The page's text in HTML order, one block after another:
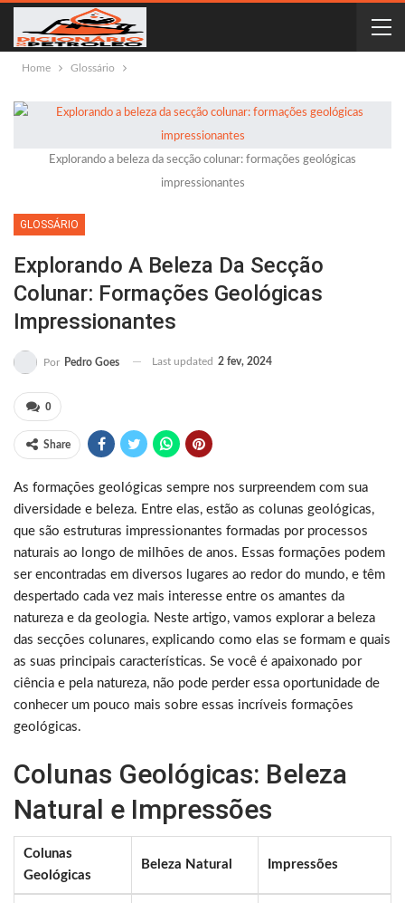
Home Glossário
Explorando a beleza da secção colunar: formações geológicas
impressionantes
GLOSSÁRIO
Explorando A Beleza Da Secção
Colunar: Formações Geológicas
Impressionantes
Por Pedro Goes Last updated 2 fev, 2024
0
Share
As formações geológicas sempre nos surpreendem com sua
diversidade e beleza. Entre elas, estão as colunas geológicas,
que são estruturas impressionantes formadas por processos
naturais ao longo de milhões de anos. Essas formações podem
ser encontradas em diversos lugares ao redor do mundo, e têm
despertado cada vez mais interesse entre os amantes da
natureza e da geologia. Neste artigo, vamos explorar a beleza
das secções colunares, explicando como elas se formam e quais
as suas principais características. Se você é apaixonado por
ciência e pela natureza, não pode perder essa oportunidade de
conhecer um pouco mais sobre essas incríveis formações
geológicas.
Colunas Geológicas: Beleza
Natural e Impressões
Colunas
Geológicas
Beleza Natural Impressões